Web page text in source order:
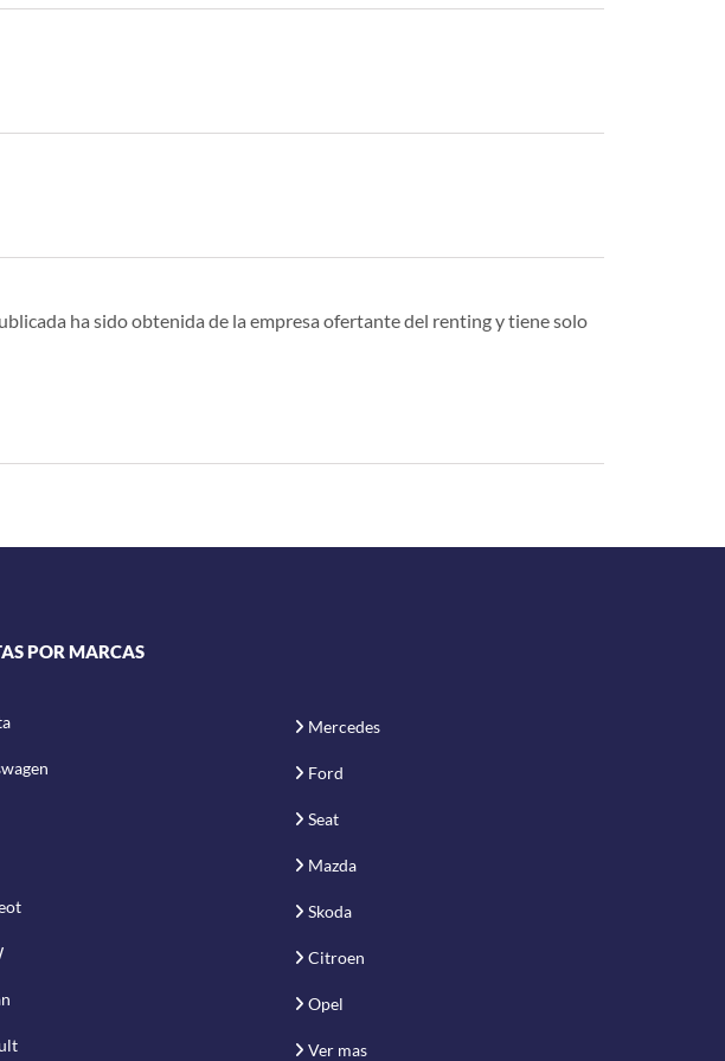
ha sido obtenida de la empresa ofertante del renting y tiene solo
POR MARCAS
Mercedes
Ford
Seat
Mazda
Skoda
Citroen
Opel
Ver mas